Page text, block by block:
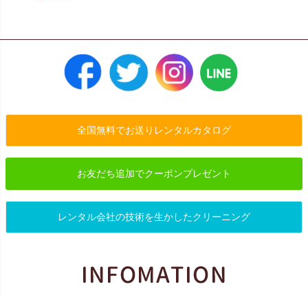
全国無料でお送りレンタルカタログ
お友だち追加でクーポンプレゼント
レンタル会社の技術を生かしたクリーニング